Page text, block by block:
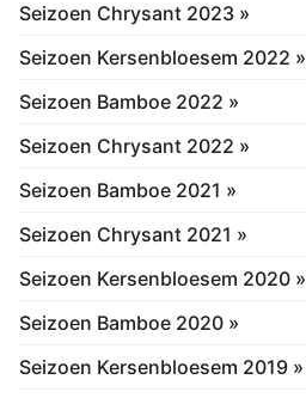
Seizoen Chrysant 2023 »
Seizoen Kersenbloesem 2022 »
Seizoen Bamboe 2022 »
Seizoen Chrysant 2022 »
Seizoen Bamboe 2021 »
Seizoen Chrysant 2021 »
Seizoen Kersenbloesem 2020 »
Seizoen Bamboe 2020 »
Seizoen Kersenbloesem 2019 »